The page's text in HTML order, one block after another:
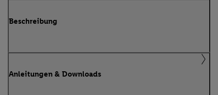
Beschreibung
Anleitungen & Downloads